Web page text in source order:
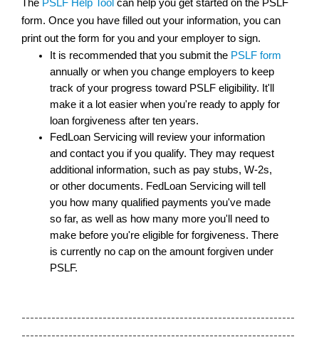
The PSLF Help Tool can help you get started on the PSLF
form. Once you have filled out your information, you can
print out the form for you and your employer to sign.
It is recommended that you submit the PSLF form
annually or when you change employers to keep
track of your progress toward PSLF eligibility. It'll
make it a lot easier when you're ready to apply for
loan forgiveness after ten years.
FedLoan Servicing will review your information
and contact you if you qualify. They may request
additional information, such as pay stubs, W-2s,
or other documents. FedLoan Servicing will tell
you how many qualified payments you've made
so far, as well as how many more you'll need to
make before you're eligible for forgiveness. There
is currently no cap on the amount forgiven under
PSLF.
----------------------------------------------------------------
----------------------------------------------------------------